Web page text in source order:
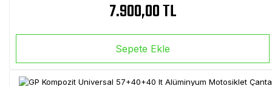
7.900,00 TL
Sepete Ekle